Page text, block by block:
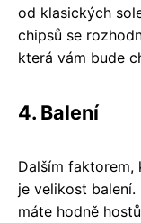
od klasických
chipsů se
která vám bude
4. Balení
Dalším
je velikost
máte hodně